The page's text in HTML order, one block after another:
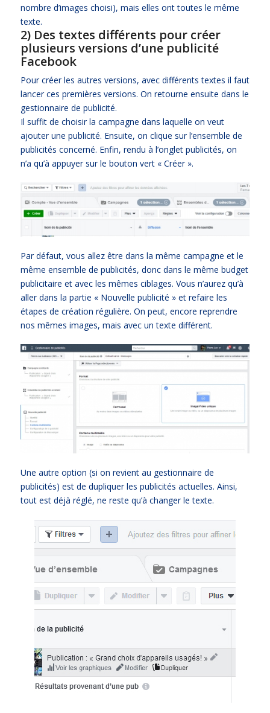
nombre d’images choisi), mais elles ont toutes le même
texte.
2) Des textes différents pour créer
plusieurs versions d’une publicité
Facebook
Pour créer les autres versions, avec différents textes il faut
lancer ces premières versions. On retourne ensuite dans le
gestionnaire de publicité.
Il suffit de choisir la campagne dans laquelle on veut
ajouter une publicité. Ensuite, on clique sur l’ensemble de
publicités concerné. Enfin, rendu à l’onglet publicités, on
n’a qu’à appuyer sur le bouton vert « Créer ».
Par défaut, vous allez être dans la même campagne et le
même ensemble de publicités, donc dans le même budget
publicitaire et avec les mêmes ciblages. Vous n’aurez qu’à
aller dans la partie « Nouvelle publicité » et refaire les
étapes de création régulière. On peut, encore reprendre
nos mêmes images, mais avec un texte différent.
Une autre option (si on revient au gestionnaire de
publicités) est de dupliquer les publicités actuelles. Ainsi,
tout est déjà réglé, ne reste qu’à changer le texte.